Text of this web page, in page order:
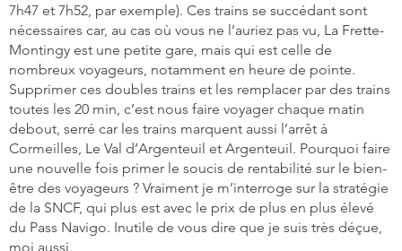
7h47 et 7h52, par exemple). Ces trains se succédant sont
nécessaires car, au cas où vous ne l’auriez pas vu, La Frette-
Montingy est une petite gare, mais qui est celle de
nombreux voyageurs, notamment en heure de pointe.
Supprimer ces doubles trains et les remplacer par des trains
toutes les 20 min, c’est nous faire voyager chaque matin
debout, serré car les trains marquent aussi l’arrêt à
Cormeilles, Le Val d’Argenteuil et Argenteuil. Pourquoi faire
une nouvelle fois primer le soucis de rentabilité sur le bien-
être des voyageurs ? Vraiment je m’interroge sur la stratégie
de la SNCF, qui plus est avec le prix de plus en plus élevé
du Pass Navigo. Inutile de vous dire que je suis très déçue,
moi aussi.